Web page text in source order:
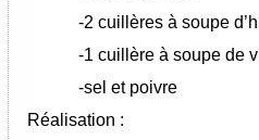
-2 cuillères à soupe
-1 cuillère à soupe de
-sel et poivre
Réalisation :